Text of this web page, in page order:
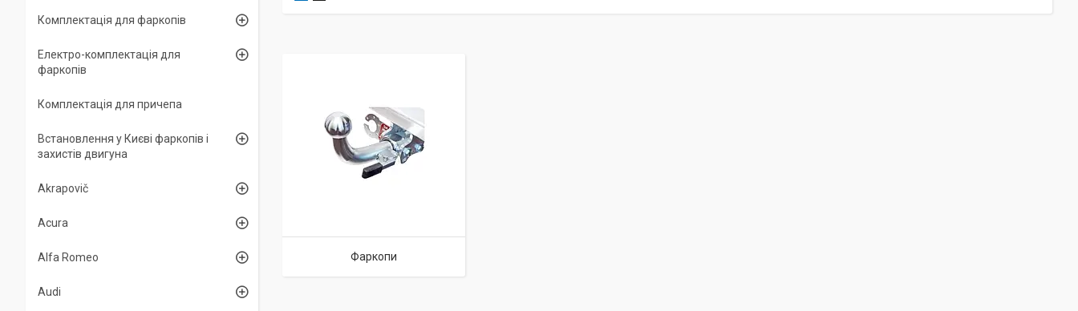
Фаркопи
Комплектація для фаркопів
Електро-комплектація для
фаркопів
Комплектація для причепа
Встановлення у Києві фаркопів і
захистів двигуна
Akrapovič
Acura
Alfa Romeo
Audi